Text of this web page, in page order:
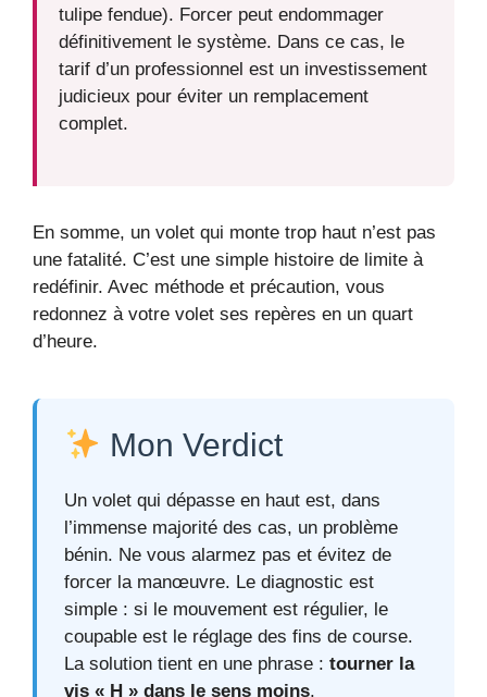
tulipe fendue). Forcer peut endommager
définitivement le système. Dans ce cas, le
tarif d’un professionnel est un investissement
judicieux pour éviter un remplacement
complet.
En somme, un volet qui monte trop haut n’est pas
une fatalité. C’est une simple histoire de limite à
redéfinir. Avec méthode et précaution, vous
redonnez à votre volet ses repères en un quart
d’heure.
Mon Verdict
Un volet qui dépasse en haut est, dans
l’immense majorité des cas, un problème
bénin. Ne vous alarmez pas et évitez de
forcer la manœuvre. Le diagnostic est
simple : si le mouvement est régulier, le
coupable est le réglage des fins de course.
La solution tient en une phrase : tourner la
vis « H » dans le sens moins.